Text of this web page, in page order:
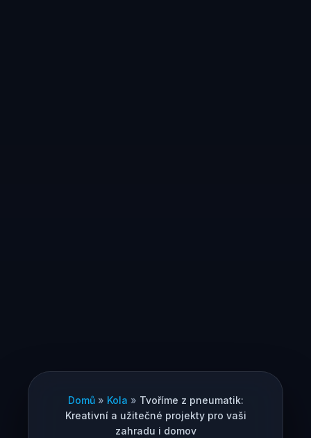
Domů» Kola » Tvoříme z pneumatik:
Kreativní a užitečné projekty pro vaši
zahradu i domov